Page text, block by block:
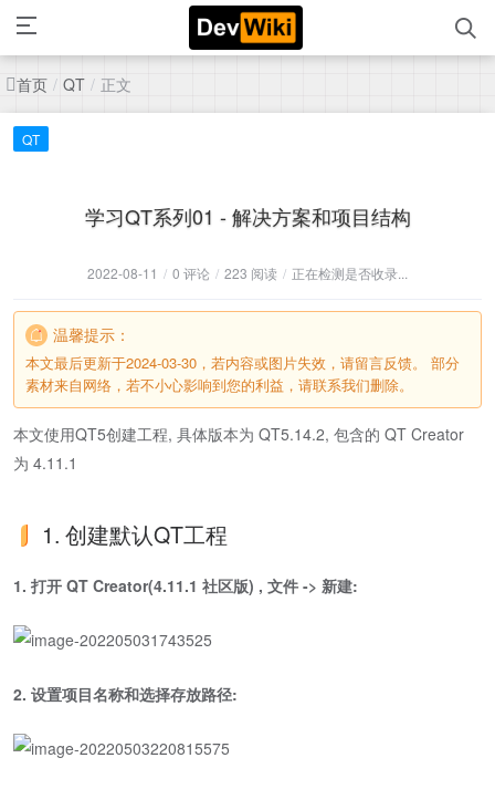
首页 / QT / 正文
QT
学习QT系列01 - 解决方案和项目结构
2022-08-11 / 0 评论 / 223 阅读 / 正在检测是否收录...
温馨提示：
本文最后更新于2024-03-30，若内容或图片失效，请留言反馈。 部分
素材来自网络，若不小心影响到您的利益，请联系我们删除。
本文使用QT5创建工程, 具体版本为 QT5.14.2, 包含的 QT Creator
为 4.11.1
1. 创建默认QT工程
1. 打开 QT Creator(4.11.1 社区版) , 文件 -> 新建:
2. 设置项目名称和选择存放路径: